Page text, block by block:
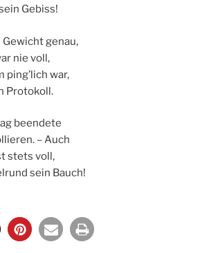
Gebiss!
Gewicht genau,
nie voll,
ping’lich war,
Protokoll.
beendete
– Auch
stets voll,
sein Bauch!